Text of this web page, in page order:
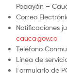
Popayán –
Correo
Notificaciones
cauca.gov.co
Teléfono
Línea de
Formulario de